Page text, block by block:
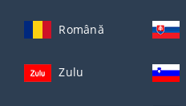
Română
Zulu